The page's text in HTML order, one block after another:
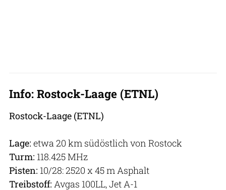
Info: Rostock-Laage (ETNL)
Rostock-Laage (ETNL)
Lage: etwa 20 km südöstlich von Rostock
Turm: 118.425 MHz
Pisten: 10/28: 2520 x 45 m Asphalt
Treibstoff: Avgas 100LL, Jet A-1